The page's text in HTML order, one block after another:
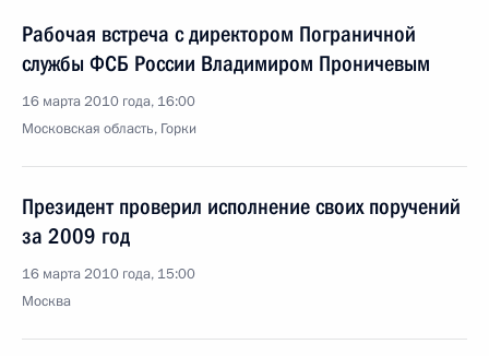
Рабочая встреча с директором Пограничной
службы ФСБ России Владимиром Проничевым
16 марта 2010 года, 16:00
Московская область, Горки
Президент проверил исполнение своих поручений
за 2009 год
16 марта 2010 года, 15:00
Москва